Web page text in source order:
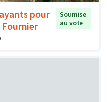
pour
Fournier
Soumise
au vote